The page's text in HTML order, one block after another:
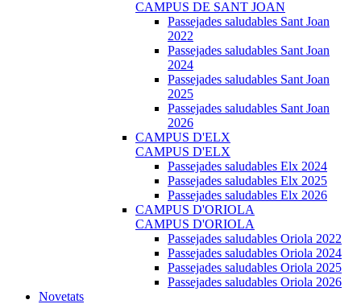
CAMPUS DE SANT JOAN
Passejades saludables Sant Joan
2022
Passejades saludables Sant Joan
2024
Passejades saludables Sant Joan
2025
Passejades saludables Sant Joan
2026
CAMPUS D'ELX
CAMPUS D'ELX
Passejades saludables Elx 2024
Passejades saludables Elx 2025
Passejades saludables Elx 2026
CAMPUS D'ORIOLA
CAMPUS D'ORIOLA
Passejades saludables Oriola 2022
Passejades saludables Oriola 2024
Passejades saludables Oriola 2025
Passejades saludables Oriola 2026
Novetats